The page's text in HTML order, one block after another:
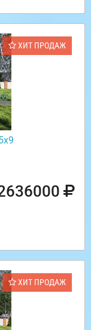
ХИТ ПРОДАЖ
ХИТ ПРОДАЖ